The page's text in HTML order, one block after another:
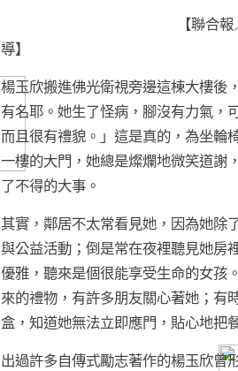
【聯合
導】
楊玉欣搬進佛光衛視旁邊這棟大樓後
有名耶。她生了怪病，腳沒有力氣，
而且很有禮貌。」這是真的，為坐輪
一樓的大門，她總是燦爛地微笑道謝
了不得的大事。
其實，鄰居不太常看見她，因為她除
與公益活動；倒是常在夜裡聽見她房
優雅，聽來是個很能享受生命的女孩
來的禮物，有許多朋友關心著她；有
盒，知道她無法立即應門，貼心地把
出過許多自傳式勵志著作的楊玉欣曾